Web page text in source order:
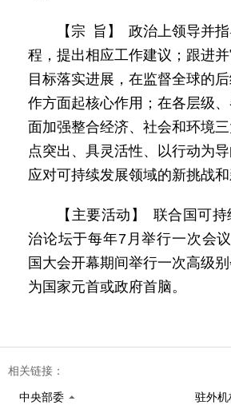
【宗 旨】 政治上领导并
程，提出相应工作建议；跟进
目标落实进展，在监督全球的
作方面起核心作用；在各层级
面加强整合经济、社会和环境
点突出、具灵活性、以行动为导
应对可持续发展领域的新挑战和
【主要活动】 联合国可
治论坛于每年7月举行一次会
国大会开幕期间举行一次高级
为国家元首或政府首脑。
相关链接：
中央部委 驻外机